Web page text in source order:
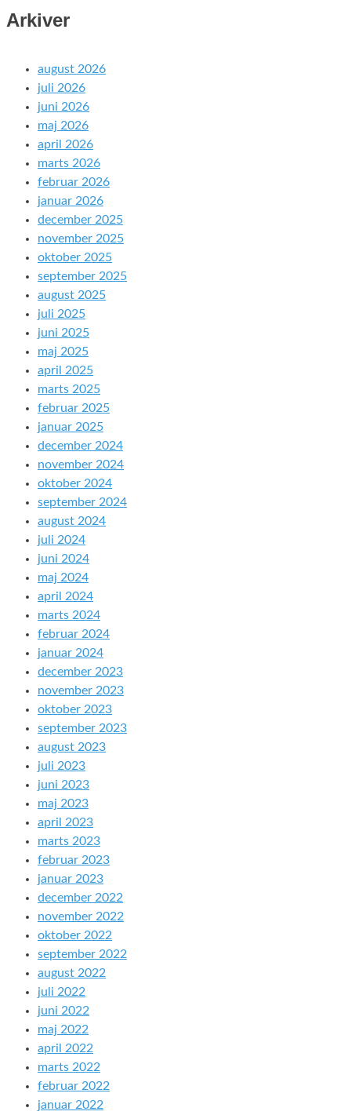
Arkiver
august 2026
juli 2026
juni 2026
maj 2026
april 2026
marts 2026
februar 2026
januar 2026
december 2025
november 2025
oktober 2025
september 2025
august 2025
juli 2025
juni 2025
maj 2025
april 2025
marts 2025
februar 2025
januar 2025
december 2024
november 2024
oktober 2024
september 2024
august 2024
juli 2024
juni 2024
maj 2024
april 2024
marts 2024
februar 2024
januar 2024
december 2023
november 2023
oktober 2023
september 2023
august 2023
juli 2023
juni 2023
maj 2023
april 2023
marts 2023
februar 2023
januar 2023
december 2022
november 2022
oktober 2022
september 2022
august 2022
juli 2022
juni 2022
maj 2022
april 2022
marts 2022
februar 2022
januar 2022